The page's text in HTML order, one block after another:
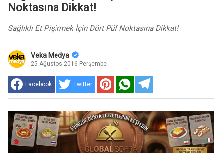
Noktasına Dikkat!
Sağlıklı Et Pişirmek İçin Dört Püf Noktasına Dikkat!
Veka Medya
25 Ağustos 2016 Perşembe
Facebook Twitter